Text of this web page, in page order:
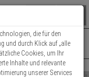
ist momentan leer.
Fertig
| Fr.: 8:00 - 14:00 Uhr
die für den
und durch Klick auf „alle
Cookies, um Ihr
Inhalte und relevante
unserer Services